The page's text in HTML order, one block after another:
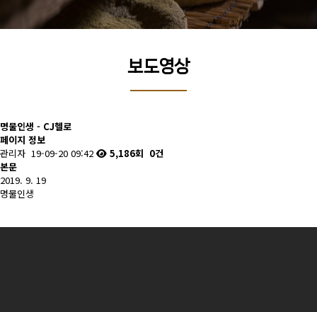
보도영상
명물인생 - CJ헬로
페이지 정보
관리자 19-09-20 09:42 5,186회 0건
본문
2019. 9. 19
명물인생